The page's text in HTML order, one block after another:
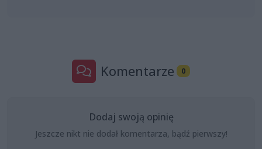
Komentarze 0
Dodaj swoją opinię
Jeszcze nikt nie dodał komentarza, bądź pierwszy!